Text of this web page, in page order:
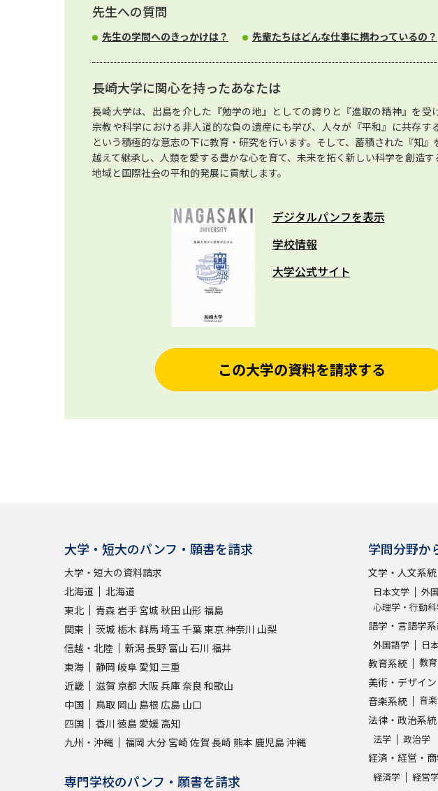
先生への質問
先生の学問へのきっかけは？ 先輩たちはどんな仕事に携わっているの？
長崎大学に関心を持ったあなたは
長崎大学は、出島を介した『勉学の地』としての誇りと『進取の精神』を受
宗教や科学における非人道的な負の遺産にも学び、人々が『平和』に共存す
という積極的な意志の下に教育・研究を行います。そして、蓄積された『知』
越えて継承し、人類を愛する豊かな心を育て、未来を拓く新しい科学を創造す
地域と国際社会の平和的発展に貢献します。
デジタルパンフを表示
学校情報
大学公式サイト
この大学の資料を請求する
大学・短大のパンフ・願書を請求
大学・短大の資料請求
北海道
北海道
東北
青森 岩手 宮城 秋田 山形 福島
関東
茨城 栃木 群馬埼玉 千葉東京神奈川 山梨
信越・北陸
新潟長野 富山 石川 福井
東海
静岡 岐阜 愛知 三重
近畿
滋賀 京都 大阪兵庫奈良 和歌山
中国
鳥取 岡山 島根 広島 山口
四国
香川 徳島 愛媛 高知
九州・沖縄
福岡 大分 宮崎 佐賀 長崎 熊本 鹿児島沖縄
専門学校のパンフ・願書を請求
学問分野か
文学・人文系統
日本文学 外
心理学・行動
語学・言語学
外国語学 日
教育系統 教育
美術・デザイ
音楽系統 音楽
法律・政治系統
法学 政治学
経済・経営・
経済学 経営